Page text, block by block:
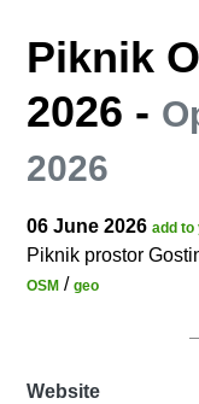
Piknik
2026 -
2026
06 June 2026add to
Piknik prostor
OSM /geo
Website